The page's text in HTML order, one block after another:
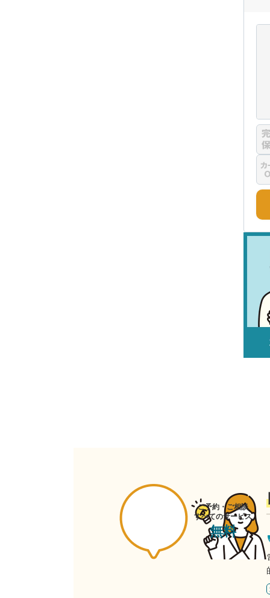
ご予約・ご相談
すべてのサービス
無料